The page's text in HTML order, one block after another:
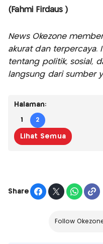
(Fahmi Firdaus )
News Okezone
akurat dan terpercaya.
tentang politik, sosial,
langsung dari sumber
Halaman:
1 2
Lihat Semua
Share
Follow